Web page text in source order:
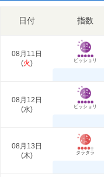
日付 指数
08月11日
(火) ビッショリ
08月12日
(水) ビッショリ
08月13日
(木) タラタラ